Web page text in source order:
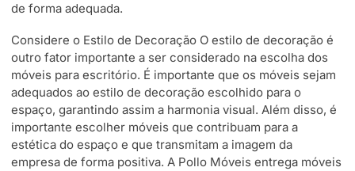
de forma adequada.
Considere o Estilo de Decoração O estilo de decoração é
outro fator importante a ser considerado na escolha dos
móveis para escritório. É importante que os móveis sejam
adequados ao estilo de decoração escolhido para o
espaço, garantindo assim a harmonia visual. Além disso, é
importante escolher móveis que contribuam para a
estética do espaço e que transmitam a imagem da
empresa de forma positiva. A Pollo Móveis entrega móveis